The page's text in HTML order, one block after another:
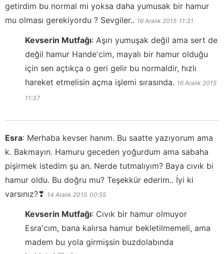
getirdim bu normal mi yoksa daha yumusak bir hamur
mu olması gerekiyordu ? Sevgiler.. 16 Aralık 2015 11:31
Kevserin Mutfağı: Aşırı yumuşak değil ama sert de
değil hamur Hande'cim, mayalı bir hamur olduğu
için sen açtıkça o geri gelir bu normaldir, hızlı
hareket etmelisin açma işlemi sırasında. 16 Aralık 2015
11:37
Esra: Merhaba kevser hanım. Bu saatte yazıyorum ama
k. Bakmayın. Hamuru geceden yoğurdum ama sabaha
pişirmek istedim şu an. Nerde tutmalıyım? Baya cıvık bi
hamur oldu. Bu doğru mu? Teşekkür ederim.. İyi ki
varsınız?❣ 14 Aralık 2015 00:55
Kevserin Mutfağı: Cıvık bir hamur olmuyor
Esra'cım, bana kalırsa hamur bekletilmemeli, ama
madem bu yola girmişsin buzdolabında